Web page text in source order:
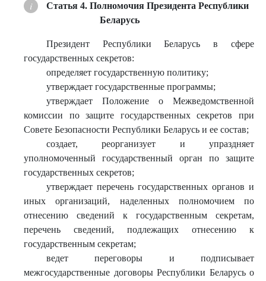
Статья 4. Полномочия Президента Республики
Беларусь
Президент Республики Беларусь в сфере
государственных секретов:
определяет государственную политику;
утверждает государственные программы;
утверждает Положение о Межведомственной
комиссии по защите государственных секретов при
Совете Безопасности Республики Беларусь и ее состав;
создает, реорганизует и упраздняет
уполномоченный государственный орган по защите
государственных секретов;
утверждает перечень государственных органов и
иных организаций, наделенных полномочием по
отнесению сведений к государственным секретам,
перечень сведений, подлежащих отнесению к
государственным секретам;
ведет переговоры и подписывает
межгосударственные договоры Республики Беларусь о